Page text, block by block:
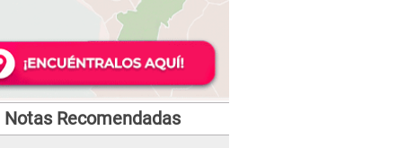
Notas Recomendadas